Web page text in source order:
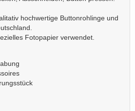
hochwertige Buttonrohlinge und
Fotopapier verwendet.